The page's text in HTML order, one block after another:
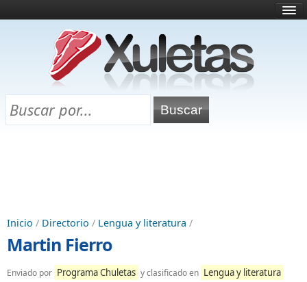
¿Qué es esto?
Directorio
Chuletas para exámenes
Inicio / Directorio / Lengua y literatura /
Martin Fierro
Enviado por Programa Chuletas y clasificado en Lengua y literatura